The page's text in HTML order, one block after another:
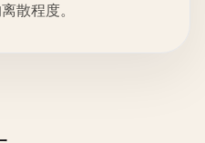
散程度。